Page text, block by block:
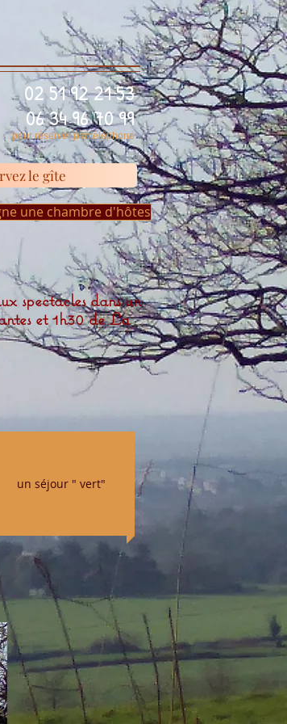
02 51 92 21 53
06 34 96 70 99
pour réserver par téléphone
le gîte
une chambre d'hôtes
spectacles dans un
et 1h30 de La
un séjour " vert"